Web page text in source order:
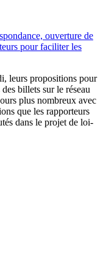
ouverture de
pour faciliter les
leurs propositions pour
billets sur le réseau
plus nombreux avec
que les rapporteurs
dans le projet de loi-